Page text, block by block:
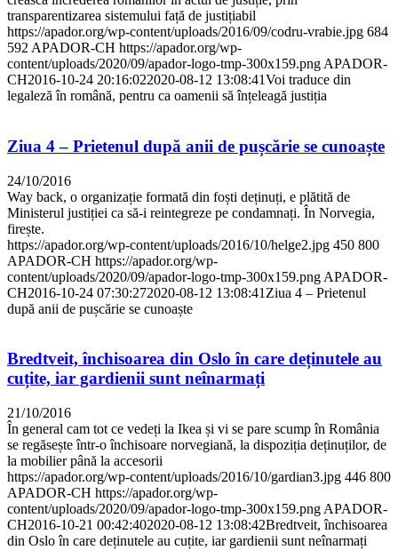
transparentizarea sistemului față de justițiabil
https://apador.org/wp-content/uploads/2016/09/codru-vrabie.jpg 684
592 APADOR-CH https://apador.org/wp-
content/uploads/2020/09/apador-logo-tmp-300x159.png APADOR-
CH2016-10-24 20:16:022020-08-12 13:08:41Voi traduce din
legaleză în română, pentru ca oamenii să înțeleagă justiția
Ziua 4 – Prietenul după anii de pușcărie se cunoaște
24/10/2016
Way back, o organizație formată din foști deținuți, e plătită de
Ministerul justiției ca să-i reintegreze pe condamnați. În Norvegia,
firește.
https://apador.org/wp-content/uploads/2016/10/helge2.jpg 450 800
APADOR-CH https://apador.org/wp-
content/uploads/2020/09/apador-logo-tmp-300x159.png APADOR-
CH2016-10-24 07:30:272020-08-12 13:08:41 Ziua 4 – Prietenul
după anii de pușcărie se cunoaște
Bredtveit, închisoarea din Oslo în care deținutele au
cuțite, iar gardienii sunt neînarmați
21/10/2016
În general cam tot ce vedeți la Ikea și vi se pare scump în România
se regăsește într-o închisoare norvegiană, la dispoziția deținuților, de
la mobilier până la accesorii
https://apador.org/wp-content/uploads/2016/10/gardian3.jpg 446 800
APADOR-CH https://apador.org/wp-
content/uploads/2020/09/apador-logo-tmp-300x159.png APADOR-
CH2016-10-21 00:42:402020-08-12 13:08:42Bredtveit, închisoarea
din Oslo în care deținutele au cuțite, iar gardienii sunt neînarmați